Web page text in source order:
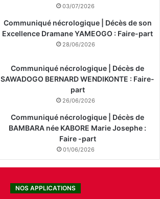
03/07/2026
Communiqué nécrologique | Décès de son
Excellence Dramane YAMEOGO : Faire-part
28/06/2026
Communiqué nécrologique | Décès de
SAWADOGO BERNARD WENDIKONTE : Faire-
part
26/06/2026
Communiqué nécrologique | Décès de
BAMBARA née KABORE Marie Josephe :
Faire -part
01/06/2026
NOS APPLICATIONS